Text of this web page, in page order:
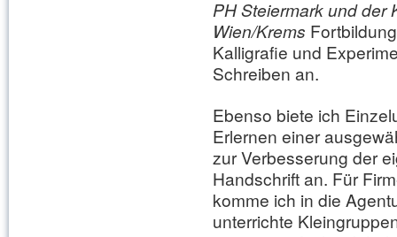
PH Steiermark und der
Wien/Krems
Kalligrafie und
Schreiben an.
Ebenso biete ich
Erlernen einer
zur Verbesserung der
Handschrift an. Für
komme ich in die
unterrichte